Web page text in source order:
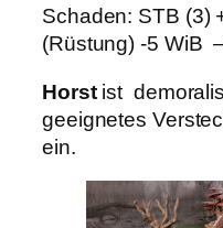
Schaden: STB (3)
(Rüstung) -5 WiB
Horstist
geeignetes
ein.